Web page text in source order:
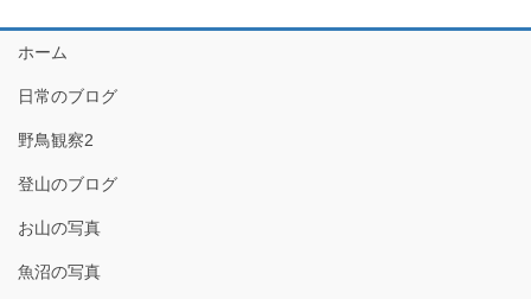
ホーム
日常のブログ
野鳥観察2
登山のブログ
お山の写真
魚沼の写真